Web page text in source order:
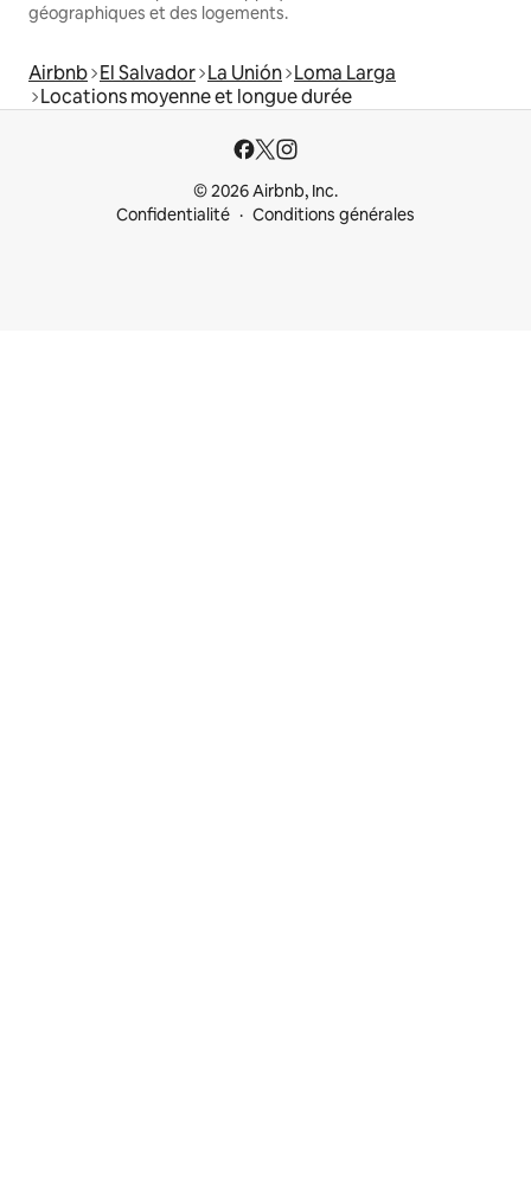
géographiques et des logements.
Airbnb El Salvador La Unión Loma Larga
Locations moyenne et longue durée
© 2026 Airbnb, Inc.
Confidentialité
Conditions générales